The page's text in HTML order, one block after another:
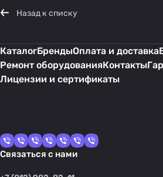
Назад к списку
КаталогБрендыОплата и доставка
Ремонт оборудованияКонтакты
Лицензии и сертификаты
Связаться с нами